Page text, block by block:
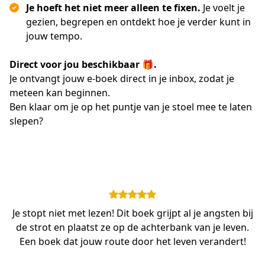
Je hoeft het niet meer alleen te fixen. Je voelt je
gezien, begrepen en ontdekt hoe je verder kunt in
jouw tempo.
Direct voor jou beschikbaar 🎁.
Je ontvangt jouw e-boek direct in je inbox, zodat je
meteen kan beginnen.
Ben klaar om je op het puntje van je stoel mee te laten
slepen?
Je stopt niet met lezen! Dit boek grijpt al je angsten bij
de strot en plaatst ze op de achterbank van je leven.
Een boek dat jouw route door het leven verandert!